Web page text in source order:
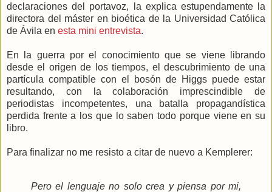
declaraciones del portavoz, la explica estupendamente la
directora del máster en bioética de la Universidad Católica
de Ávila en esta mini entrevista.
En la guerra por el conocimiento que se viene librando
desde el origen de los tiempos, el descubrimiento de una
partícula compatible con el bosón de Higgs puede estar
resultando, con la colaboración imprescindible de
periodistas incompetentes, una batalla propagandística
perdida frente a los que lo saben todo porque viene en su
libro.
Para finalizar no me resisto a citar de nuevo a Kemplerer:
Pero el lenguaje no solo crea y piensa por mi,